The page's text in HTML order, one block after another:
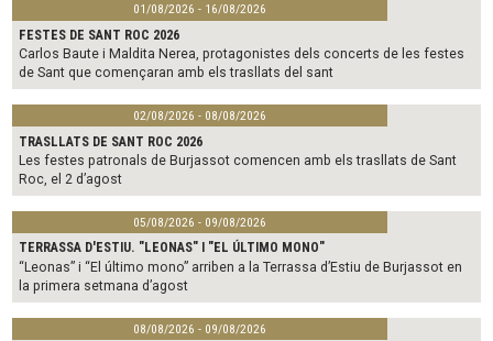
01/08/2026 - 16/08/2026
FESTES DE SANT ROC 2026
Carlos Baute i Maldita Nerea, protagonistes dels concerts de les festes
de Sant que començaran amb els trasllats del sant
02/08/2026 - 08/08/2026
TRASLLATS DE SANT ROC 2026
Les festes patronals de Burjassot comencen amb els trasllats de Sant
Roc, el 2 d’agost
05/08/2026 - 09/08/2026
TERRASSA D'ESTIU. "LEONAS" I "EL ÚLTIMO MONO"
“Leonas” i “El último mono” arriben a la Terrassa d’Estiu de Burjassot en
la primera setmana d’agost
08/08/2026 - 09/08/2026